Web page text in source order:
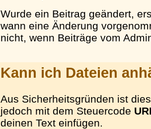
Wurde ein Beitrag geändert,
wann eine Änderung
nicht, wenn Beiträge vom
Kann ich Dateien
Aus Sicherheitsgründen ist
jedoch mit dem Steuercode
deinen Text einfügen.